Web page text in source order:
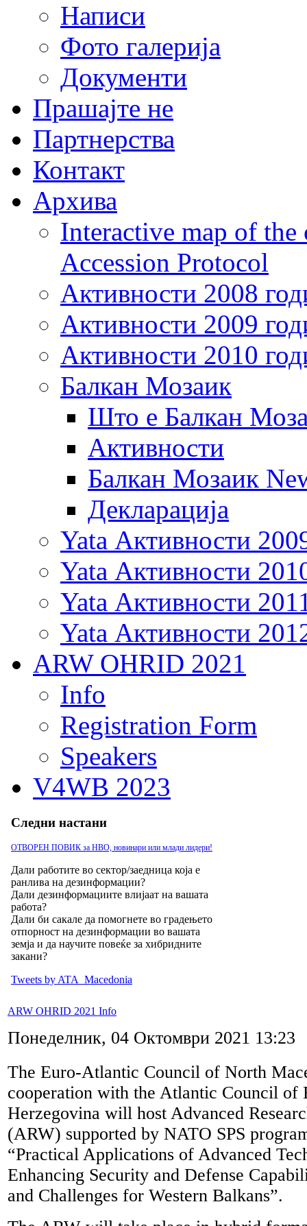
Написи
Фото галерија
Документи
Прашајте не
Партнерства
Контакт
Архива
Interactive map of
Accession Protocol
Активности 2008
Активности 2009
Активности 2010
Балкан Мозаик
Што е Балкан
Активности
Балкан Мозаик
Декларација
Yata Активности
Yata Активности
Yata Активности
Yata Активности
ARW OHRID 2021
Info
Registration Form
Speakers
V4WB 2023
Следни настани
ОТВОРЕН ПОВИК за НВО, новинари или млади лидери!
Дали работите во сектор/заедница која е
ранлива на дезинформации?
Дали дезинформациите влијаат на вашата
работа?
Дали би сакале да помогнете во градењето
отпорност на дезинформации во вашата
земја и да научите повеќе за хибридните
закани?
Tweets by ATA_Macedonia
ARW OHRID 2021 Info
Понеделник, 04 Октомври 2021 13:23
The Euro-Atlantic Council of North
cooperation with the Atlantic Council of
Herzegovina will host Advanced
(ARW) supported by NATO SPS
“Practical Applications of Advanced
Enhancing Security and Defense
and Challenges for Western Balkans”.